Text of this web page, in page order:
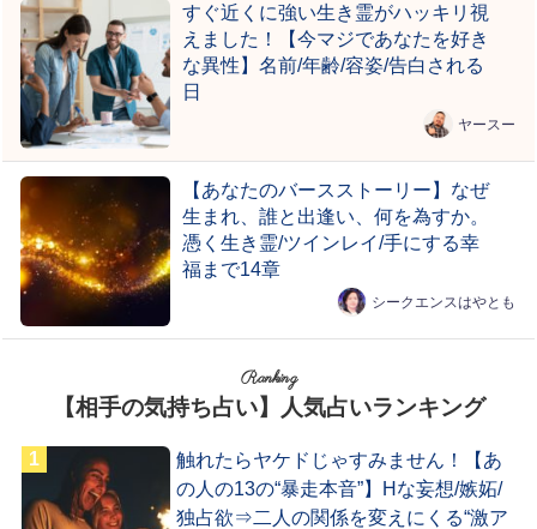
すぐ近くに強い生き霊がハッキリ視
えました！【今マジであなたを好き
な異性】名前/年齢/容姿/告白される
日
ヤースー
【あなたのバースストーリー】なぜ
生まれ、誰と出逢い、何を為すか。
憑く生き霊/ツインレイ/手にする幸
福まで14章
シークエンスはやとも
Ranking
【相手の気持ち占い】人気占いランキング
触れたらヤケドじゃすみません！【あ
の人の13の“暴走本音”】Hな妄想/嫉妬/
独占欲⇒二人の関係を変えにくる“激ア